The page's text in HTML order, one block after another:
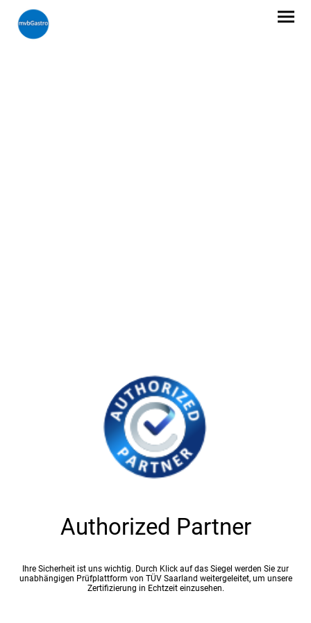
Authorized Partner
Ihre Sicherheit ist uns wichtig. Durch Klick auf das Siegel werden Sie zur
unabhängigen Prüfplattform von TÜV Saarland weitergeleitet, um unsere
Zertifizierung in Echtzeit einzusehen.